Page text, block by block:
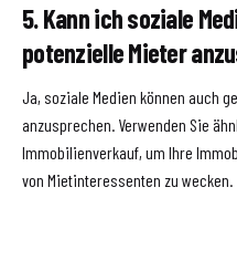
5. Kann ich soziale
potenzielle Mieter
Ja, soziale Medien können auch
anzusprechen. Verwenden Sie
Immobilienverkauf, um Ihre
von Mietinteressenten zu wecken.